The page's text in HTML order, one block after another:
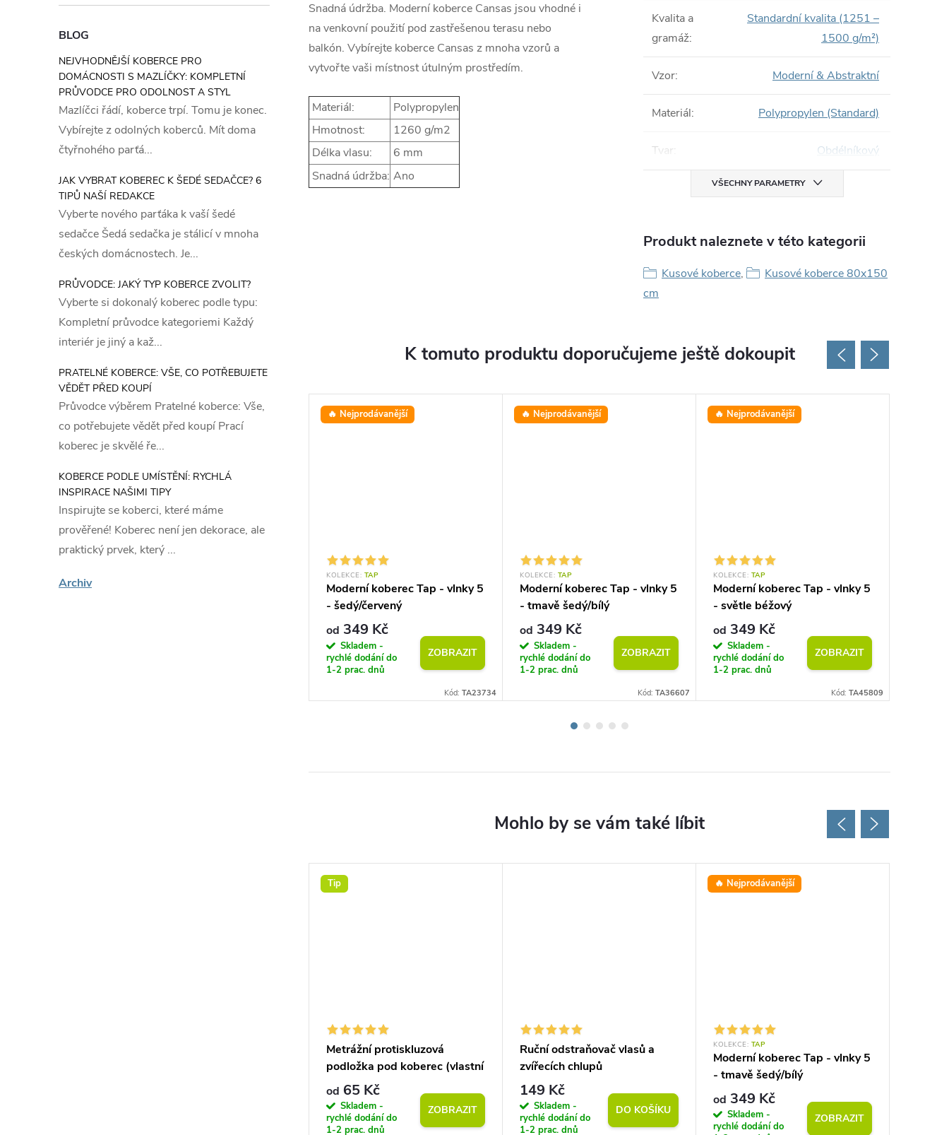
BLOG
NEJVHODNĚJŠÍ KOBERCE PRO
DOMÁCNOSTI S MAZLÍČKY: KOMPLETNÍ
PRŮVODCE PRO ODOLNOST A STYL
Mazlíčci řádí, koberce trpí. Tomu je konec.
Vybírejte z odolných koberců. Mít doma
čtyřnohého parťá...
JAK VYBRAT KOBEREC K ŠEDÉ SEDAČCE? 6
TIPŮ NAŠÍ REDAKCE
Vyberte nového parťáka k vaší šedé
sedačce Šedá sedačka je stálicí v mnoha
českých domácnostech. Je...
PRŮVODCE: JAKÝ TYP KOBERCE ZVOLIT?
Vyberte si dokonalý koberec podle typu:
Kompletní průvodce kategoriemi Každý
interiér je jiný a kaž...
PRATELNÉ KOBERCE: VŠE, CO POTŘEBUJETE
VĚDĚT PŘED KOUPÍ
Průvodce výběrem Pratelné koberce: Vše,
co potřebujete vědět před koupí Prací
koberec je skvělé ře...
KOBERCE PODLE UMÍSTĚNÍ: RYCHLÁ
INSPIRACE NAŠIMI TIPY
Inspirujte se koberci, které máme
prověřené! Koberec není jen dekorace, ale
praktický prvek, který ...
Archiv
Snadná údržba. Moderní koberce Cansas jsou vhodné i
na venkovní použití pod zastřešenou terasu nebo
balkón. Vybírejte koberce Cansas z mnoha vzorů a
vytvořte vaši místnost útulným prostředím.
Materiál:
Polypropylen
Hmotnost:
1260 g/m2
Délka vlasu:
6 mm
Snadná údržba: Ano
Kvalita a
gramáž:
Standardní kvalita (1251 –
1500 g/m²)
Vzor: Moderní & Abstraktní
Materiál: Polypropylen (Standard)
Tvar: Obdélníkový
VŠECHNY PARAMETRY
Produkt naleznete v této kategorii
Kusové koberce,
Kusové koberce 80x150
cm
K tomuto produktu doporučujeme ještě dokoupit
🔥 Nejprodávanější 🔥 Nejprodávanější
KOLEKCE: TAP
Moderní koberec Tap - vlnky 5
- šedý/červený
od 349 Kč
Skladem -
rychlé dodání do
1-2 prac. dnů
ZOBRAZIT
Kód: TA23734
🔥 Nejprodávanější
KOLEKCE: TAP
Moderní koberec Tap - vlnky 5
- tmavě šedý/bílý
od 349 Kč
Skladem -
rychlé dodání do
1-2 prac. dnů
ZOBRAZIT
Kód: TA36607
🔥 Nejprodávanější
KOLEKCE: TAP
Moderní koberec Tap - vlnky 5
- světle béžový
od 349 Kč
Skladem -
rychlé dodání do
1-2 prac. dnů
ZOBRAZIT
Kód: TA45809
Tip
Metrážní protiskluzová
podložka pod koberec (vlastní
rozměr)
od 65 Kč
Skladem -
rychlé dodání do
1-2 prac. dnů
ZOBRAZIT
Ruční odstraňovač vlasů a
zvířecích chlupů
149 Kč
Skladem -
rychlé dodání do
1-2 prac. dnů
DO KOŠÍKU
🔥 Nejprodávanější
KOLEKCE: TAP
Moderní koberec Tap - vlnky 5
- tmavě šedý/bílý
od 349 Kč
Skladem -
rychlé dodání do
ZOBRAZIT